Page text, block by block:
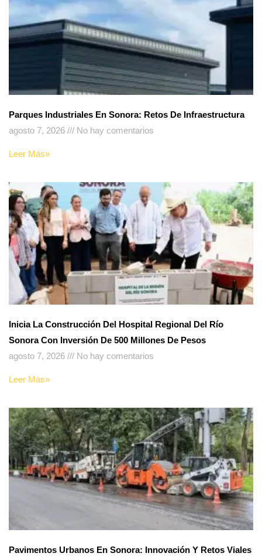
Parques Industriales En Sonora: Retos De Infraestructura
agosto 7, 2026
No hay comentarios
Leer Más»
Inicia La Construcción Del Hospital Regional Del Río
Sonora Con Inversión De 500 Millones De Pesos
agosto 7, 2026
No hay comentarios
Leer Más»
Pavimentos Urbanos En Sonora: Innovación Y Retos Viales